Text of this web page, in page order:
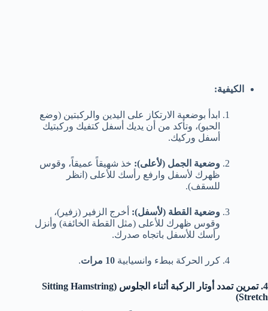
الكيفية:
ابدأ بوضعية الارتكاز على اليدين والركبتين (وضع
الحبو)، وتأكد من أن يديك أسفل كتفيك وركبتيك
أسفل وركيك.
وضعية الجمل (لأعلى): خذ شهيقاً عميقاً، وقوس
ظهرك لأسفل وارفع رأسك للأعلى (انظر
للسقف).
وضعية القطة (لأسفل): أخرج الزفير (زفير)،
وقوس ظهرك للأعلى (مثل القطة الخائفة) وأنزل
رأسك للأسفل باتجاه صدرك.
كرر الحركة ببطء وانسيابية 10 مرات .
4. تمرين تمدد أوتار الركبة أثناء الجلوس (Sitting Hamstring
Stretch)